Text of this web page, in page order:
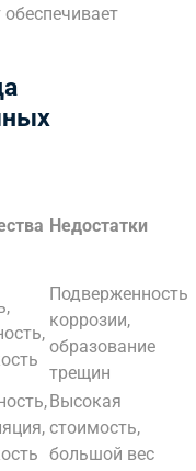
Недостатки
Подверженность
коррозии,
образование
трещин
Высокая
стоимость,
большой вес